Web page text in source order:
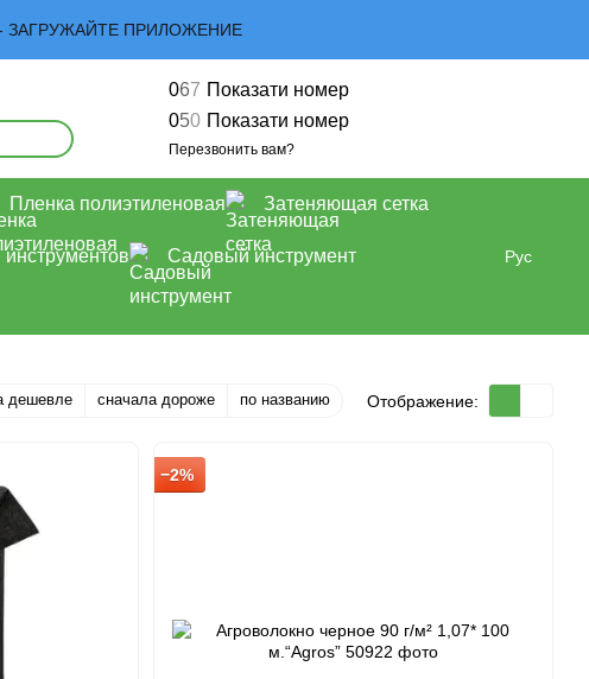
- ЗАГРУЖАЙТЕ ПРИЛОЖЕНИЕ
067 Показати номер
050 Показати номер
Перезвонить вам?
Пленка полиэтиленовая Затеняющая сетка
Садовый инструмент Рус
дешевле сначала дороже по названию Отображение:
−2%